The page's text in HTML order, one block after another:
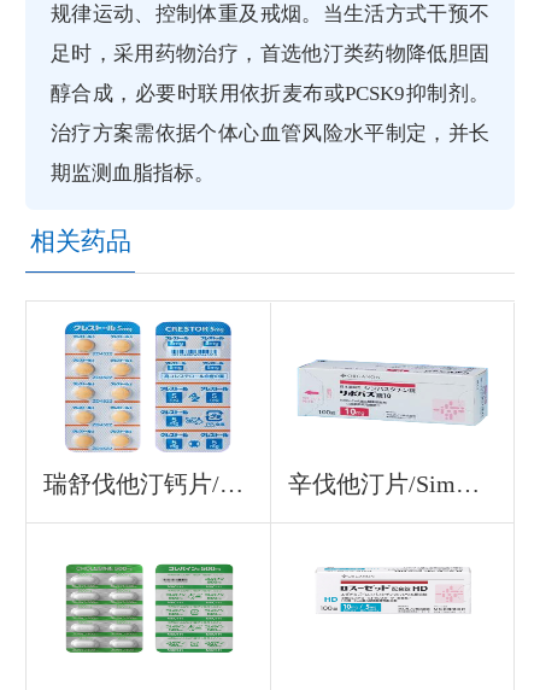
规律运动、控制体重及戒烟。当生活方式干预不
足时，采用药物治疗，首选他汀类药物降低胆固
醇合成，必要时联用依折麦布或PCSK9抑制剂。
治疗方案需依据个体心血管风险水平制定，并长
期监测血脂指标。
相关药品
瑞舒伐他汀钙片/Rosuvastatin Calcium 辛伐他汀片/Simvastatin